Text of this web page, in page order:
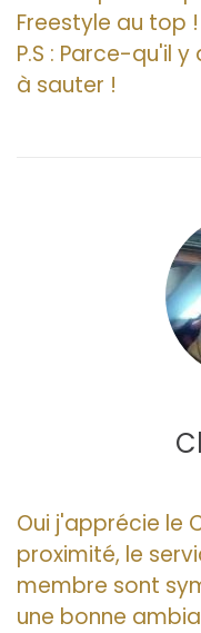
Freestyle au top !
P.S : Parce-qu'il
à sauter !
Oui j'apprécie le
proximité, le
membre sont
une bonne